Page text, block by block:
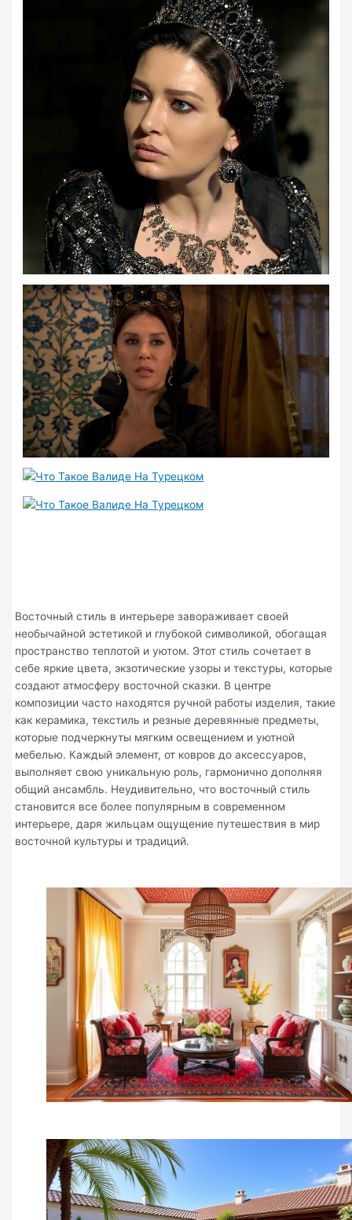
Восточный стиль в интерьере завораживает своей
необычайной эстетикой и глубокой символикой, обогащая
пространство теплотой и уютом. Этот стиль сочетает в
себе яркие цвета, экзотические узоры и текстуры, которые
создают атмосферу восточной сказки. В центре
композиции часто находятся ручной работы изделия, такие
как керамика, текстиль и резные деревянные предметы,
которые подчеркнуты мягким освещением и уютной
мебелью. Каждый элемент, от ковров до аксессуаров,
выполняет свою уникальную роль, гармонично дополняя
общий ансамбль. Неудивительно, что восточный стиль
становится все более популярным в современном
интерьере, даря жильцам ощущение путешествия в мир
восточной культуры и традиций.